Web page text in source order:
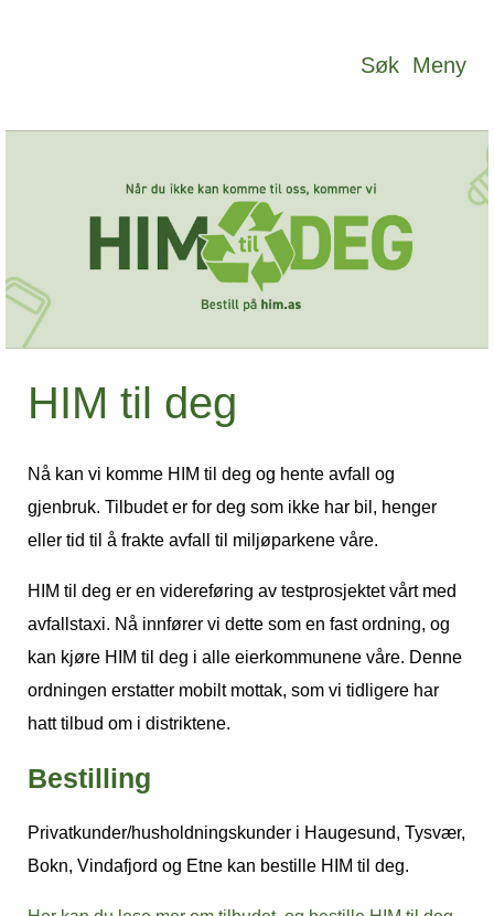
Søk Meny
HIM til deg
Nå kan vi komme HIM til deg og hente avfall og
gjenbruk. Tilbudet er for deg som ikke har bil, henger
eller tid til å frakte avfall til miljøparkene våre.
HIM til deg er en videreføring av testprosjektet vårt med
avfallstaxi. Nå innfører vi dette som en fast ordning, og
kan kjøre HIM til deg i alle eierkommunene våre. Denne
ordningen erstatter mobilt mottak, som vi tidligere har
hatt tilbud om i distriktene.
Bestilling
Privatkunder/husholdningskunder i Haugesund, Tysvær,
Bokn, Vindafjord og Etne kan bestille HIM til deg.